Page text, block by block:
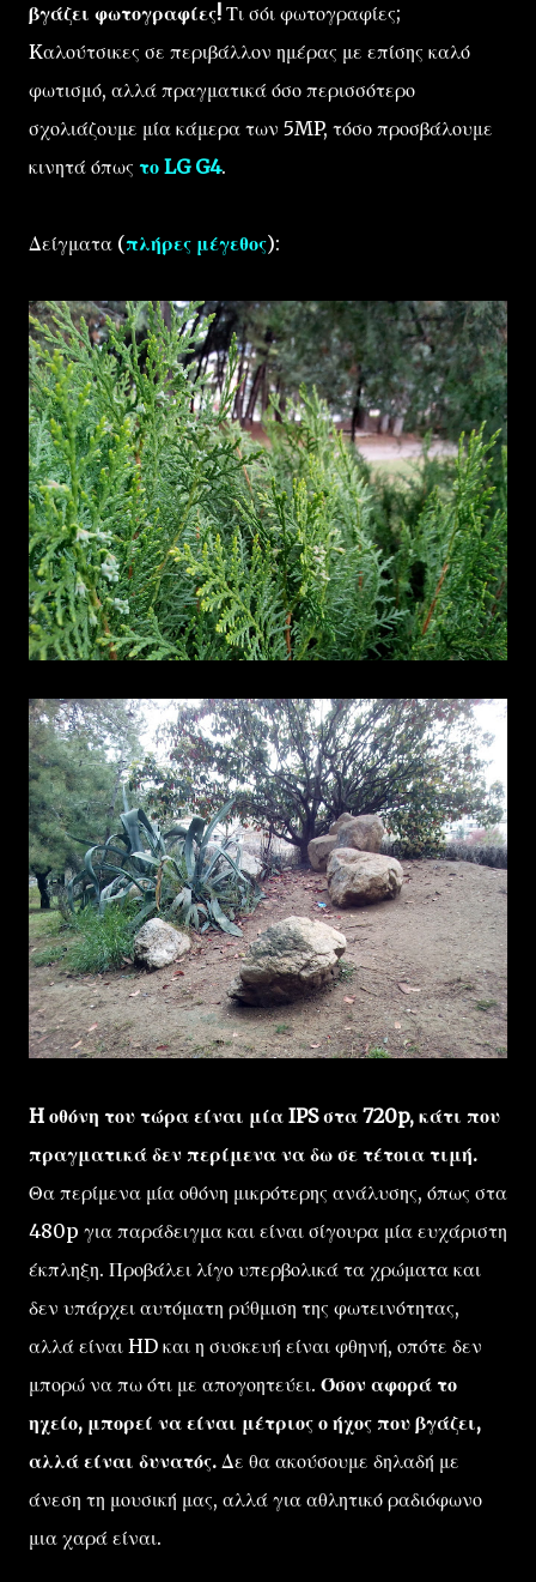
βγάζει φωτογραφίες! Τι σόι φωτογραφίες;
Kαλούτσικες σε περιβάλλον ημέρας με επίσης καλό
φωτισμό, αλλά πραγματικά όσο περισσότερο
σχολιάζουμε μία κάμερα των 5MP, τόσο προσβάλουμε
κινητά όπως το LG G4.
Δείγματα (πλήρες μέγεθος):
H οθόνη του τώρα είναι μία IPS στα 720p, κάτι που
πραγματικά δεν περίμενα να δω σε τέτοια τιμή.
Θα περίμενα μία οθόνη μικρότερης ανάλυσης, όπως στα
480p για παράδειγμα και είναι σίγουρα μία ευχάριστη
έκπληξη. Προβάλει λίγο υπερβολικά τα χρώματα και
δεν υπάρχει αυτόματη ρύθμιση της φωτεινότητας,
αλλά είναι HD και η συσκευή είναι φθηνή, οπότε δεν
μπορώ να πω ότι με απογοητεύει. Όσον αφορά το
ηχείο, μπορεί να είναι μέτριος ο ήχος που βγάζει,
αλλά είναι δυνατός. Δε θα ακούσουμε δηλαδή με
άνεση τη μουσική μας, αλλά για αθλητικό ραδιόφωνο
μια χαρά είναι.